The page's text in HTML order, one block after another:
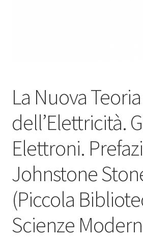
La Nuova Teoria
dell’Elettricità.
Elettroni.
Johnstone
(Piccola
Scienze